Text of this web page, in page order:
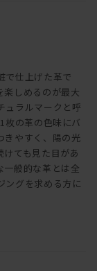
で仕上げた革で
楽しめるのが最大
ュラルマークと呼
枚の革の色味にバ
きやすく、陽の光
ても見た目があ
一般的な革とは全
ングを求める方に